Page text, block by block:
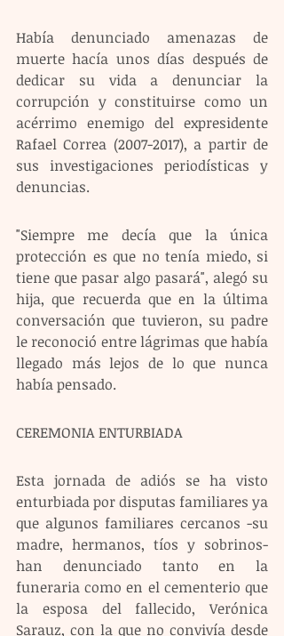
Había denunciado amenazas de
muerte hacía unos días después de
dedicar su vida a denunciar la
corrupción y constituirse como un
acérrimo enemigo del expresidente
Rafael Correa (2007-2017), a partir de
sus investigaciones periodísticas y
denuncias.
"Siempre me decía que la única
protección es que no tenía miedo, si
tiene que pasar algo pasará", alegó su
hija, que recuerda que en la última
conversación que tuvieron, su padre
le reconoció entre lágrimas que había
llegado más lejos de lo que nunca
había pensado.
CEREMONIA ENTURBIADA
Esta jornada de adiós se ha visto
enturbiada por disputas familiares ya
que algunos familiares cercanos -su
madre, hermanos, tíos y sobrinos-
han denunciado tanto en la
funeraria como en el cementerio que
la esposa del fallecido, Verónica
Sarauz, con la que no convivía desde